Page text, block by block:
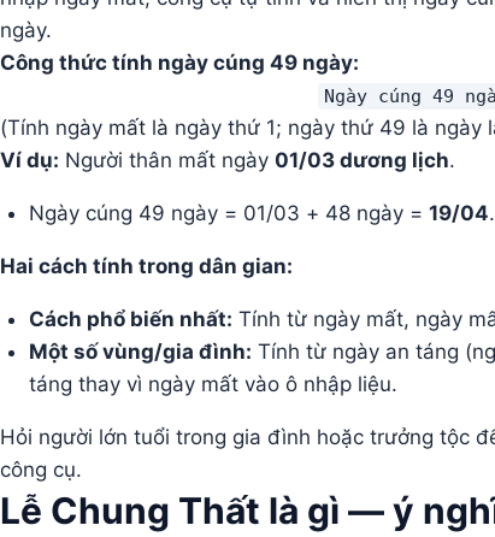
ngày.
Công thức tính ngày cúng 49 ngày:
Ngày cúng 49
(Tính ngày mất là ngày thứ 1; ngày thứ 49 là ngày
Ví dụ: Người thân mất ngày 01/03 dương lịch.
Ngày cúng 49 ngày = 01/03 + 48 ngày = 19/04.
Hai cách tính trong dân gian:
Cách phổ biến nhất: Tính từ ngày mất, ngày
Một số vùng/gia đình: Tính từ ngày an táng
táng thay vì ngày mất vào ô nhập liệu.
Hỏi người lớn tuổi trong gia đình hoặc trưởng tộc
công cụ.
Lễ Chung Thất là gì — ý